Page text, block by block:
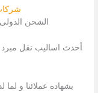
الشحن
بشھاده عملائنا و لما